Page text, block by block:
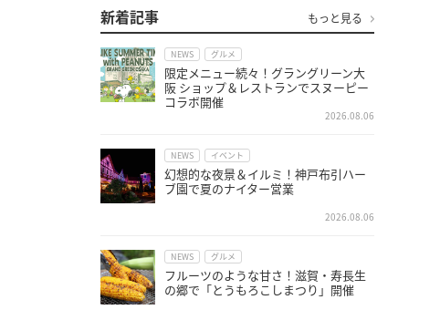
新着記事 もっと見る
NEWS グルメ
限定メニュー続々！グラングリーン大
阪 ショップ＆レストランでスヌーピー
コラボ開催
2026.08.06
NEWS イベント
幻想的な夜景＆イルミ！神戸布引ハー
ブ園で夏のナイター営業
2026.08.06
NEWS グルメ
フルーツのような甘さ！滋賀・寿長生
の郷で「とうもろこしまつり」開催